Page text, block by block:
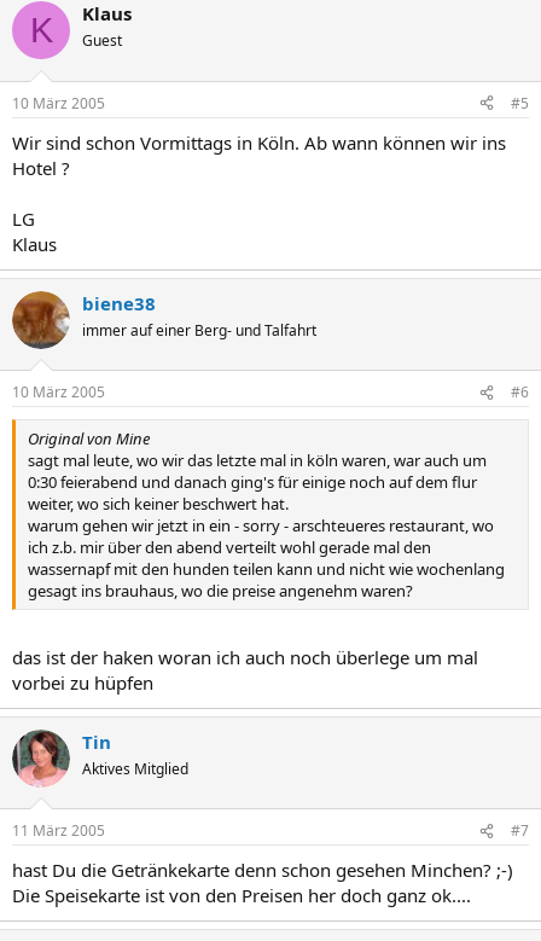
K Klaus
Guest
10 März 2005 #5
Wir sind schon Vormittags in Köln. Ab wann können wir ins
Hotel ?
LG
Klaus
biene38
immer auf einer Berg- und Talfahrt
10 März 2005 #6
Original von Mine
sagt mal leute, wo wir das letzte mal in köln waren, war auch um
0:30 feierabend und danach ging's für einige noch auf dem flur
weiter, wo sich keiner beschwert hat.
warum gehen wir jetzt in ein - sorry - arschteueres restaurant, wo
ich z.b. mir über den abend verteilt wohl gerade mal den
wassernapf mit den hunden teilen kann und nicht wie wochenlang
gesagt ins brauhaus, wo die preise angenehm waren?
das ist der haken woran ich auch noch überlege um mal
vorbei zu hüpfen
Tin
Aktives Mitglied
11 März 2005 #7
hast Du die Getränkekarte denn schon gesehen Minchen? ;-)
Die Speisekarte ist von den Preisen her doch ganz ok....